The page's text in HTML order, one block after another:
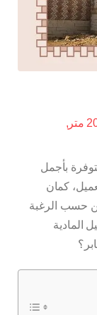
بأجمل
كمان
حسب الرغبة
المادية